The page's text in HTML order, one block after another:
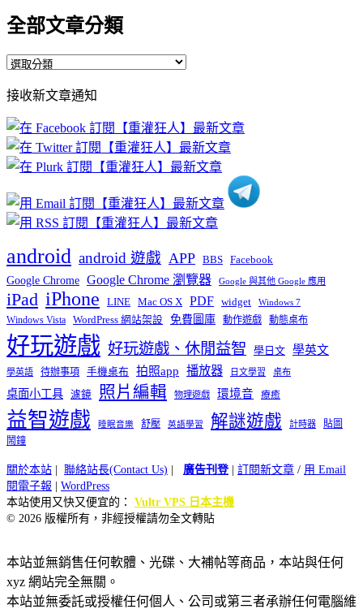
全部文章分類
全
文
章
分
類
接收新文章通知
android android 遊戲 APP BBS Facebook
Google Chrome Google Chrome 瀏覽器 Google 與其他 Google 應用
iPad iPhone LINE Mac OS X PDF widget Windows 7
Windows Vista WordPress 網站架設 免費圖庫 動作遊戲 動態桌布
好玩遊戲 好玩遊戲、休閒益智 學日文 學英文
學英語 待辦事項 手機桌布 拍照app 播放器 日文學習 桌布
桌面小工具 濾鏡 照片編輯 物理遊戲 環境音 療癒
益智遊戲 睡眠音樂 舒壓 英語學習 解謎遊戲 計時器
貼圖
鬧鐘
關於本站 聯絡站長(Contact Us) 廣告刊登| 訂閱新文章 / 用 Email
閱電子報
WordPress
本站使用又快又便宜的： Vultr VPS 日本主機
© 2026 版權所有，非經授權請勿全文轉貼
本站並無銷售任何軟體、光碟、大補帖等商品，本站與任何
xyz 網站完全無關。
本站並無委託或授權任何個人、公司或第三者承辦任何電腦維